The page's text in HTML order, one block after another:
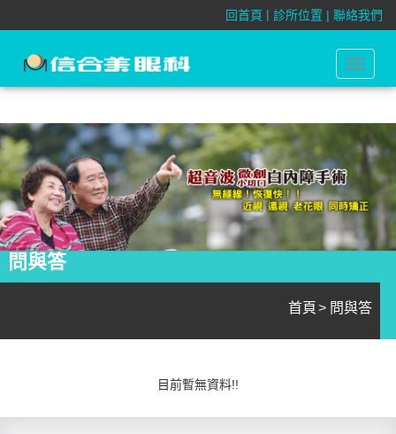
回首頁 | 診所位置 | 聯絡我們
Toggle
問與答
問與答
首頁 問與答
目前暫無資料!!